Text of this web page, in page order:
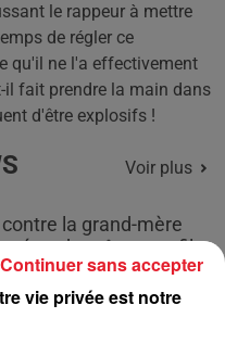
le rappeur à mettre
de régler ce
qu'il ne l'a effectivement
il fait prendre la main dans
d'être explosifs !
Voir plus
la grand-mère
être son fils
vie privée est notre
Continuer sans accepter